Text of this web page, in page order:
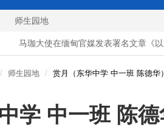
师生园地
马珈大使在缅甸官媒发表署名文章《以
师生园地 赏月（东华中学 中一班 陈德华
学 中一班 陈